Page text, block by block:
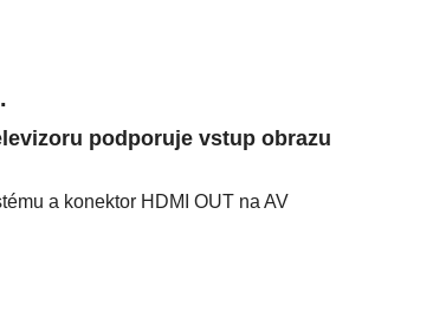
podporuje vstup obrazu
a konektor HDMI OUT na AV